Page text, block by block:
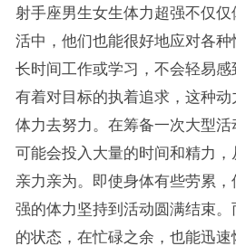
射手座男生女生体力超强不仅
活中，他们也能很好地应对各
长时间工作或学习，不会轻易
有着对目标的执着追求，这种
体力去努力。在筹备一次大型
可能会投入大量的时间和精力
亲力亲为。即使身体有些劳累
强的体力坚持到活动圆满结束
的状态，在忙碌之余，也能迅